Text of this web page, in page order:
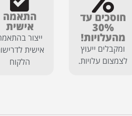
חוסכים עד
30%
מהעלויות!
ומקבלים ייעוץ
לצמצום עלויות.
התאמה
אישית
ייצור
אישית
הלקוח